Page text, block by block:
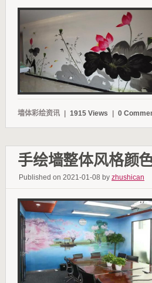
墙体彩绘资讯 | 1915 Views | 0
手绘墙整体风格颜
Published on 2021-01-08 by zhushican